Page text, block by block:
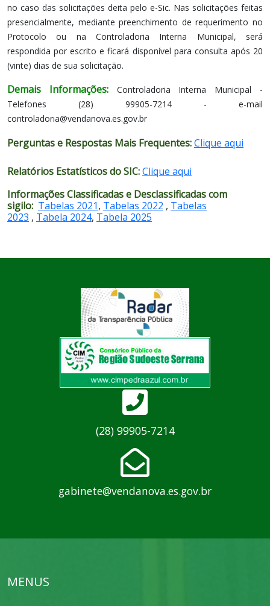
no caso das solicitações deita pelo e-Sic. Nas solicitações feitas
presencialmente, mediante preenchimento de requerimento no
Protocolo ou na Controladoria Interna Municipal, será
respondida por escrito e ficará disponível para consulta após 20
(vinte) dias de sua solicitação.
Demais Informações: Controladoria Interna Municipal -
Telefones (28) 99905-7214 - e-mail
controladoria@vendanova.es.gov.br
Perguntas e Respostas Mais Frequentes:Clique aqui
Relatórios Estatísticos do SIC:Clique aqui
Informações Classificadas e Desclassificadas com
sigilo: Tabelas 2021, Tabelas 2022 , Tabelas
2023 , Tabela 2024, Tabela 2025
(28) 99905-7214
gabinete@vendanova.es.gov.br
MENUS